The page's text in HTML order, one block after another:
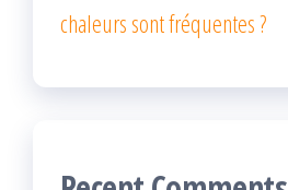
chaleurs sont fréquentes ?